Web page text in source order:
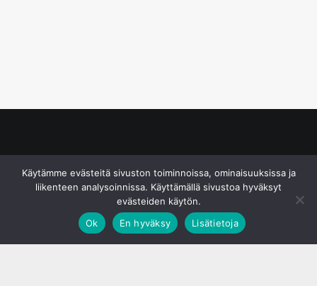
Käytämme evästeitä sivuston toiminnoissa, ominaisuuksissa ja
liikenteen analysoinnissa. Käyttämällä sivustoa hyväksyt
evästeiden käytön.
Ok
En hyväksy Lisätietoja